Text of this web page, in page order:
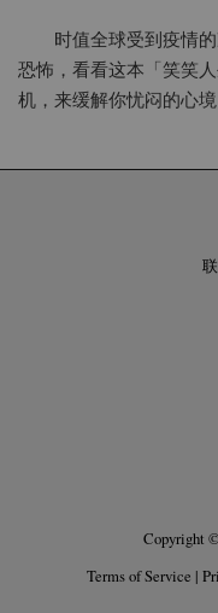
时值全球受到疫情的
恐怖，看看这本「笑笑
机，来缓解你忧闷的心
Copyright
Terms of Service |